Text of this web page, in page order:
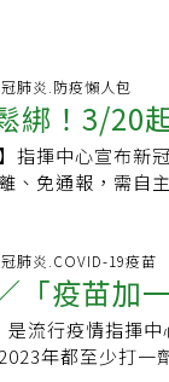
肺炎.防疫懶人包
綁！3/20
制重點
】指揮中心宣布
、免通報，需自
隔離、免通報，
與他人聚餐、聚
理7大ＱＡ，一
「0+N」期間我
休息，避免非必
肺炎.COVID-19疫苗
「疫苗加
打可拿
是流行疫情指揮
年都至少打一